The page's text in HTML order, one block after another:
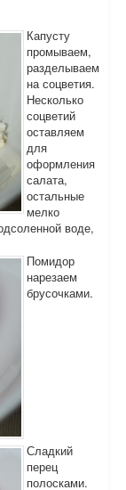
Капусту
промываем,
разделываем
на соцветия.
Несколько
соцветий
оставляем
для
оформления
салата,
остальные
мелко
воде,
Помидор
нарезаем
брусочками.
Сладкий
перец
полосками.